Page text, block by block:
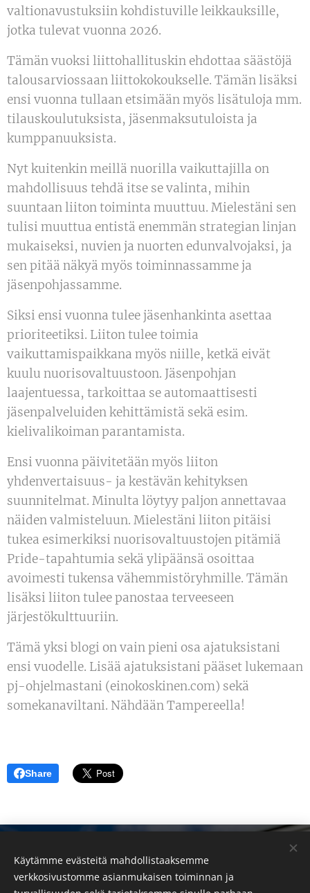
valtionavustuksiin kohdistuville leikkauksille,
jotka tulevat vuonna 2026.
Tämän vuoksi liittohallituskin ehdottaa säästöjä
talousarviossaan liittokokoukselle. Tämän lisäksi
ensi vuonna tullaan etsimään myös lisätuloja mm.
tilauskoulutuksista, jäsenmaksutuloista ja
kumppanuuksista.
Nyt kuitenkin meillä nuorilla vaikuttajilla on
mahdollisuus tehdä itse se valinta, mihin
suuntaan liiton toiminta muuttuu. Mielestäni sen
tulisi muuttua entistä enemmän strategian linjan
mukaiseksi, nuvien ja nuorten edunvalvojaksi, ja
sen pitää näkyä myös toiminnassamme ja
jäsenpohjassamme.
Siksi ensi vuonna tulee jäsenhankinta asettaa
prioriteetiksi. Liiton tulee toimia
vaikuttamispaikkana myös niille, ketkä eivät
kuulu nuorisovaltuustoon. Jäsenpohjan
laajentuessa, tarkoittaa se automaattisesti
jäsenpalveluiden kehittämistä sekä esim.
kielivalikoiman parantamista.
Ensi vuonna päivitetään myös liiton
yhdenvertaisuus- ja kestävän kehityksen
suunnitelmat. Minulta löytyy paljon annettavaa
näiden valmisteluun. Mielestäni liiton pitäisi
tukea esimerkiksi nuorisovaltuustojen pitämiä
Pride-tapahtumia sekä ylipäänsä osoittaa
avoimesti tukensa vähemmistöryhmille. Tämän
lisäksi liiton tulee panostaa terveeseen
järjestökulttuuriin.
Tämä yksi blogi on vain pieni osa ajatuksistani
ensi vuodelle. Lisää ajatuksistani pääset lukemaan
pj-ohjelmastani (einokoskinen.com) sekä
somekanaviltani. Nähdään Tampereella!
Share
eino.koskinen(at)gmail.com
Kaikki oikeudet pidätetään 2026
Käytämme evästeitä mahdollistaaksemme
verkkosivustomme asianmukaisen toiminnan ja